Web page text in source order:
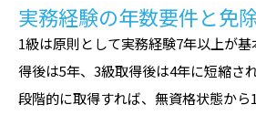
実務経験の年数要件と免
1級は原則として実務経験7年以上が
得後は5年、3級取得後は4年に短縮さ
段階的に取得すれば、無資格状態から